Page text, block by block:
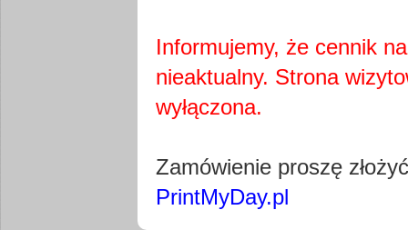
Informujemy, że cennik
nieaktualny. Strona
wyłączona.
Zamówienie proszę
PrintMyDay.pl